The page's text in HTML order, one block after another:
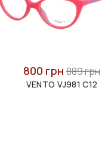
800 грн 889 грн
VENTO VJ981 С12